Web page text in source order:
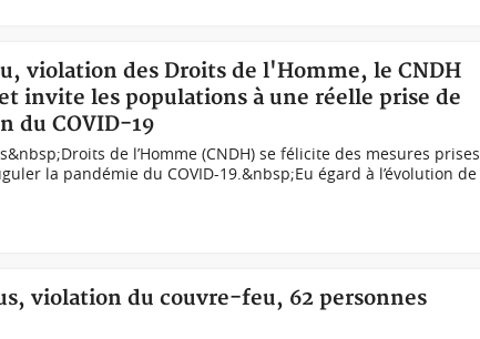
violation des Droits de l'Homme, le CNDH
invite les populations à une réelle prise de
du COVID-19
de l’Homme (CNDH) se félicite des mesures prises
la pandémie du COVID-19.&nbsp;Eu égard à l’évolution de
violation du couvre-feu, 62 personnes